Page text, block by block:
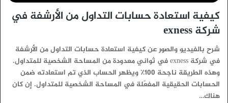
كيفية استعادة حسابات التداول من الأرشفة في
شركة exness
شرح بالفيديو والصور عن كيفية استعادة حسابات التداول من الأرشفة
في شركة exness في ثواني معدودة من المساحة الشخصية للمتداول.
وهذه الطريقة ناجحة 100٪ ويظهر الحساب الذي تم استعادته ضمن
الحسابات الحقيقية المفعّلة في المساحة الشخصية للمتداول. إن كان
هناك…